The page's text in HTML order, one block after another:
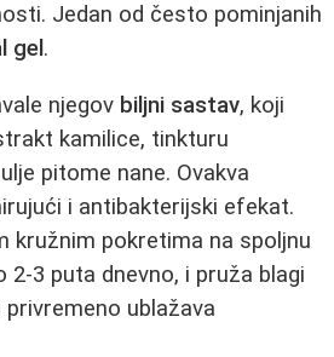
Jedan od često pominjanih
gel .
njegov biljni sastav, koji
kamilice, tinkturu
pitome nane. Ovakva
i antibakterijski efekat.
kružnim pokretima na spoljnu
2-3 puta dnevno, i pruža blagi
ublažava